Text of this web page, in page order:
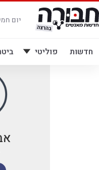
דלג
לתוכן
יום חמישי,
חדשות פוליטי